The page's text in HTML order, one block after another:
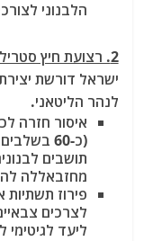
הלבנוני
2. רצועת חיץ סטרילית ("הקו הצהוב")
ישראל דורשת
לנהר הליטאני.
איסור חזרה
(כ-60
תושבים
מחזבאללה
פירוז
לצרכים
ליעד